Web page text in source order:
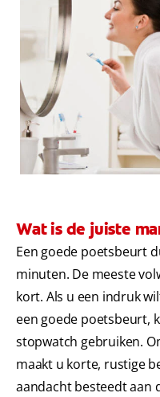
Wat is de juiste
Een goede poetsbeurt
minuten. De meeste
kort. Als u een indruk
een goede poetsbeurt,
stopwatch gebruiken.
maakt u korte, rustige
aandacht besteedt aan